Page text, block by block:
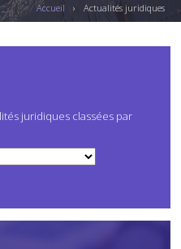
Accueil › Actualités juridiques
juridiques classées par